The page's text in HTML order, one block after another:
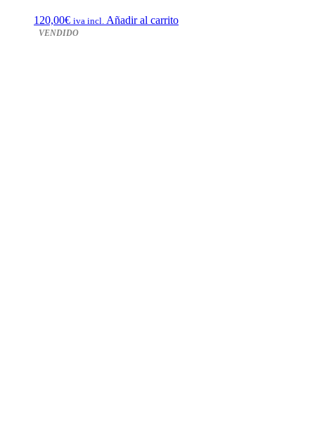
120,00€ iva incl. Añadir al carrito
VENDIDO